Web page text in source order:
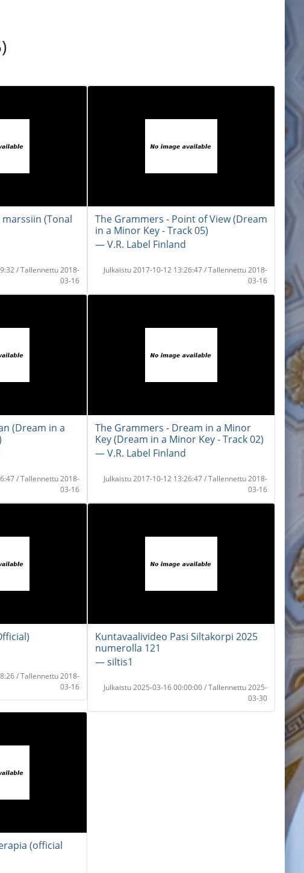
marssiin (Tonal
/ Tallennettu 2018-
03-16
The Grammers - Point of View (Dream
in a Minor Key - Track 05)
― V.R. Label Finland
Julkaistu 2017-10-12 13:26:47 / Tallennettu 2018-
03-16
(Dream in a
/ Tallennettu 2018-
03-16
The Grammers - Dream in a Minor
Key (Dream in a Minor Key - Track 02)
― V.R. Label Finland
Julkaistu 2017-10-12 13:26:47 / Tallennettu 2018-
03-16
/ Tallennettu 2018-
03-16
Kuntavaalivideo Pasi Siltakorpi 2025
numerolla 121
― siltis1
Julkaistu 2025-03-16 00:00:00 / Tallennettu 2025-
03-30
(official